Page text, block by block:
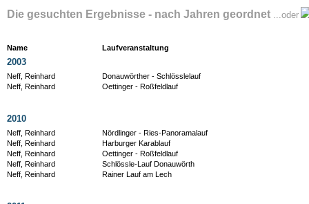
Die gesuchten Ergebnisse - nach Jahren geordnet ...oder
Name Laufveranstaltung
2003
Neff, Reinhard
Donauwörther - Schlösslelauf
Neff, Reinhard
Oettinger - Roßfeldlauf
2010
Neff, Reinhard
Nördlinger - Ries-Panoramalauf
Neff, Reinhard
Harburger Karablauf
Neff, Reinhard
Oettinger - Roßfeldlauf
Neff, Reinhard
Schlössle-Lauf Donauwörth
Neff, Reinhard
Rainer Lauf am Lech